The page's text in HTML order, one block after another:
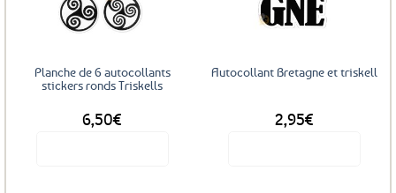
Planche de 6 autocollants
stickers ronds Triskells
6,50€
Autocollant Bretagne et triskell
2,95€